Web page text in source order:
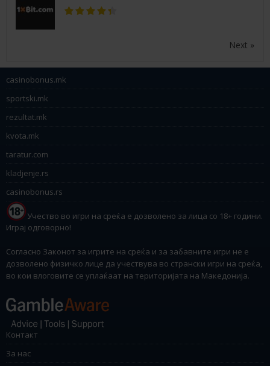
Next »
casinobonus.mk
sportski.mk
rezultat.mk
kvota.mk
taratur.com
kladjenje.rs
casinobonus.rs
Учество во игри на среќа е дозволено за лица со 18+ години.
Играј одговорно!
Согласно Законот за игрите на среќа и за забавните игри не е
дозволено физичко лице да учествува во странски игри на среќа,
во кои влоговите се уплаќаат на територијата на Македонија.
Контакт
За нас